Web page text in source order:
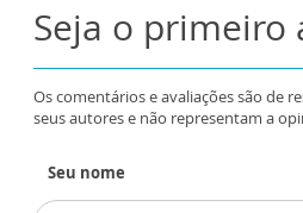
Seja o primeiro
Os comentários e avaliações são de
seus autores e não representam a
Seu nome